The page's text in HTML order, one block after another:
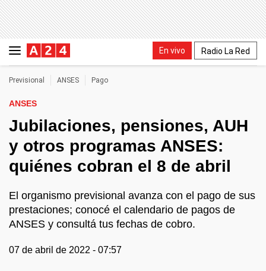
En vivo Radio La Red
Previsional ANSES Pago
ANSES
Jubilaciones, pensiones, AUH
y otros programas ANSES:
quiénes cobran el 8 de abril
El organismo previsional avanza con el pago de sus
prestaciones; conocé el calendario de pagos de
ANSES y consultá tus fechas de cobro.
07 de abril de 2022 - 07:57